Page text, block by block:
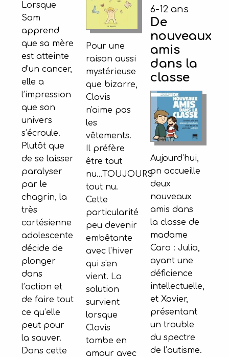
Lorsque
Sam
apprend
que sa mère
est atteinte
d’un cancer,
elle a
l’impression
que son
univers
s’écroule.
Plutôt que
de se laisser
paralyser
par le
chagrin, la
très
cartésienne
adolescente
décide de
plonger
dans
l’action et
de faire tout
ce qu’elle
peut pour
la sauver.
Dans cette
Pour une
raison aussi
mystérieuse
que bizarre,
Clovis
n'aime pas
les
vêtements.
Il préfère
être tout
nu...TOUJOURS
tout nu.
Cette
particularité
peu devenir
embêtante
avec l'hiver
qui s'en
vient. La
solution
survient
lorsque
Clovis
tombe en
amour avec
6-12 ans
De
nouveaux
amis
dans la
classe
Aujourd’hui,
on accueille
deux
nouveaux
amis dans
la classe de
madame
Caro : Julia,
ayant une
déficience
intellectuelle,
et Xavier,
présentant
un trouble
du spectre
de l’autisme.